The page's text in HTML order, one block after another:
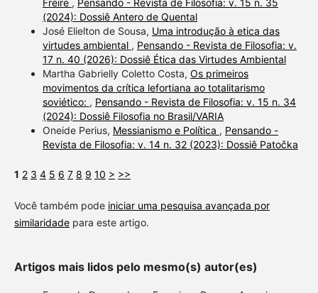
(2024): Dossiê Antero de Quental
José Elielton de Sousa, Uma introdução à etica das
virtudes ambiental , Pensando - Revista de Filosofia: v.
17 n. 40 (2026): Dossiê Ética das Virtudes Ambiental
Martha Gabrielly Coletto Costa, Os primeiros
movimentos da crítica lefortiana ao totalitarismo
soviético: , Pensando - Revista de Filosofia: v. 15 n. 34
(2024): Dossiê Filosofia no Brasil/VARIA
Oneide Perius, Messianismo e Política , Pensando -
Revista de Filosofia: v. 14 n. 32 (2023): Dossiê Patočka
1 2 3 4 5 6 7 8 9 10 > >>
Você também pode iniciar uma pesquisa avançada por
similaridadepara este artigo.
Artigos mais lidos pelo mesmo(s) autor(es)